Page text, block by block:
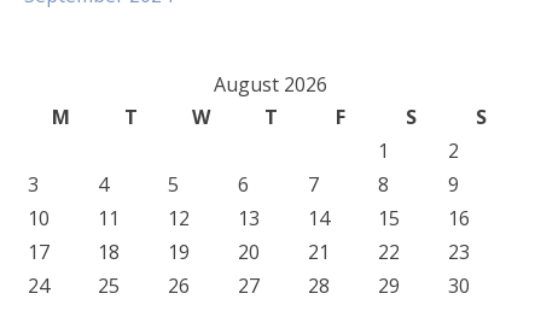
August 2026
M
T W T F S
S
1
2
3
4 5 6 7 8
9
10
11 12 13 14 15
16
17
18 19 20 21 22
23
24
25 26 27 28 29
30